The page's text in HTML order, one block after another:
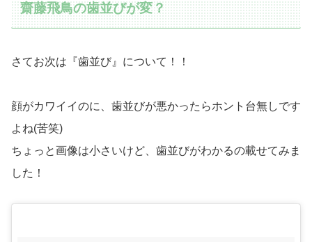
齋藤飛鳥の歯並びが変？
さてお次は『歯並び』について！！
顔がカワイイのに、歯並びが悪かったらホント台無しです
よね(苦笑)
ちょっと画像は小さいけど、歯並びがわかるの載せてみま
した！